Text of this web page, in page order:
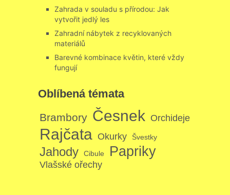
Zahrada v souladu s přírodou: Jak
vytvořit jedlý les
Zahradní nábytek z recyklovaných
materiálů
Barevné kombinace květin, které vždy
fungují
Oblíbená témata
Brambory Česnek Orchideje
Rajčata Okurky Švestky
Jahody Cibule Papriky
Vlašské ořechy